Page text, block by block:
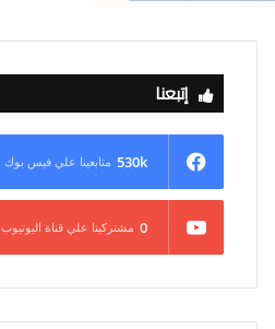
إتبعنا
530k متابعينا علي فيس بوك
0 مشتركينا علي قناة اليوتيوب